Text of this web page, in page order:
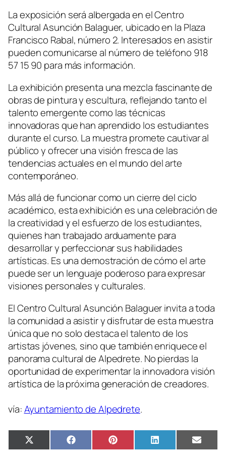
La exposición será albergada en el Centro
Cultural Asunción Balaguer, ubicado en la Plaza
Francisco Rabal, número 2. Interesados en asistir
pueden comunicarse al número de teléfono 918
57 15 90 para más información.
La exhibición presenta una mezcla fascinante de
obras de pintura y escultura, reflejando tanto el
talento emergente como las técnicas
innovadoras que han aprendido los estudiantes
durante el curso. La muestra promete cautivar al
público y ofrecer una visión fresca de las
tendencias actuales en el mundo del arte
contemporáneo.
Más allá de funcionar como un cierre del ciclo
académico, esta exhibición es una celebración de
la creatividad y el esfuerzo de los estudiantes,
quienes han trabajado arduamente para
desarrollar y perfeccionar sus habilidades
artísticas. Es una demostración de cómo el arte
puede ser un lenguaje poderoso para expresar
visiones personales y culturales.
El Centro Cultural Asunción Balaguer invita a toda
la comunidad a asistir y disfrutar de esta muestra
única que no solo destaca el talento de los
artistas jóvenes, sino que también enriquece el
panorama cultural de Alpedrete. No pierdas la
oportunidad de experimentar la innovadora visión
artística de la próxima generación de creadores.
vía:Ayuntamiento de Alpedrete.
Compartir
en
X Compartir
en
FacebookCompartir
en
PinterestCompartir
en
LinkedIn
en
Email